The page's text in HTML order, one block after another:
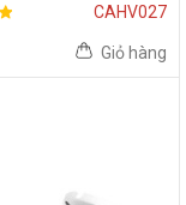
CAHV027
Giỏ hàng